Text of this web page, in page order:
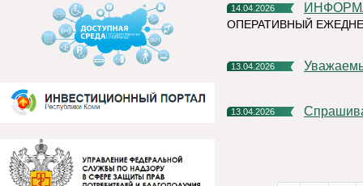
14.04.2026
ОПЕРАТИВНЫЙ
13.04.2026
13.04.2026